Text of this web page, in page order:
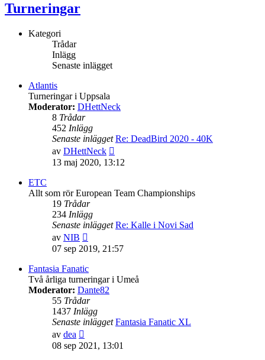
Turneringar
Kategori
Trådar
Inlägg
Senaste inlägget
Atlantis
Turneringar i Uppsala
Moderator: DHettNeck
8 Trådar
452 Inlägg
Senaste inlägget Re: DeadBird 2020 - 40K
av DHettNeck
till
inlägget
13 maj 2020, 13:12
ETC
Allt som rör European Team Championships
19 Trådar
234 Inlägg
Senaste inlägget Re: Kalle i Novi Sad
av NIB
till
det
senaste
inlägget
07 sep 2019, 21:57
Fantasia Fanatic
Två årliga turneringar i Umeå
Moderator: Dante82
55 Trådar
1437 Inlägg
Senaste inlägget Fantasia Fanatic XL
av dea
till
08 sep 2021, 13:01